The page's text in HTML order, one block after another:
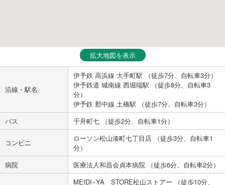
拡大地図を表示
沿線・駅名
伊予鉄 高浜線 大手町駅 （徒歩7分、自転車3分）
伊予鉄道 城南線 西堀端駅 （徒歩8分、自転車3
分）
伊予鉄 郡中線 土橋駅 （徒歩7分、自転車3分）
バス
千舟町七 （徒歩2分、自転車1分）
コンビニ
ローソン松山湊町七丁目店 （徒歩3分、自転車1
分）
病院
医療法人和昌会貞本病院 （徒歩6分、自転車2分）
MEIDI−YA STORE松山ストアー （徒歩10分、